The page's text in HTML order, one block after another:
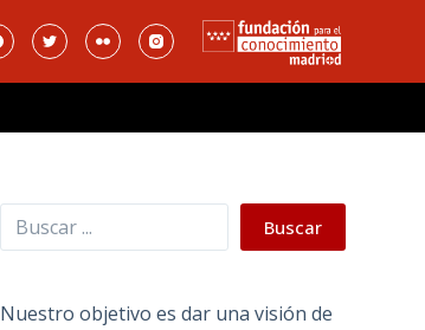
Buscar Buscar
Nuestro objetivo es dar una visión de